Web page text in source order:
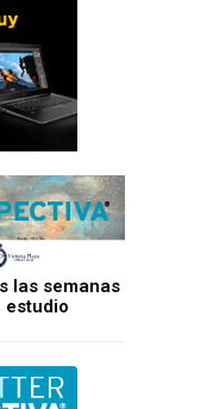
las semanas
estudio